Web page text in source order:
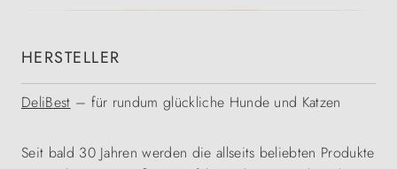
HERSTELLER
DeliBest – für rundum glückliche Hunde und Katzen
Seit bald 30 Jahren werden die allseits beliebten Produkte